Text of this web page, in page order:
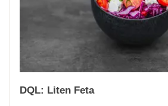
DQL: Liten Feta